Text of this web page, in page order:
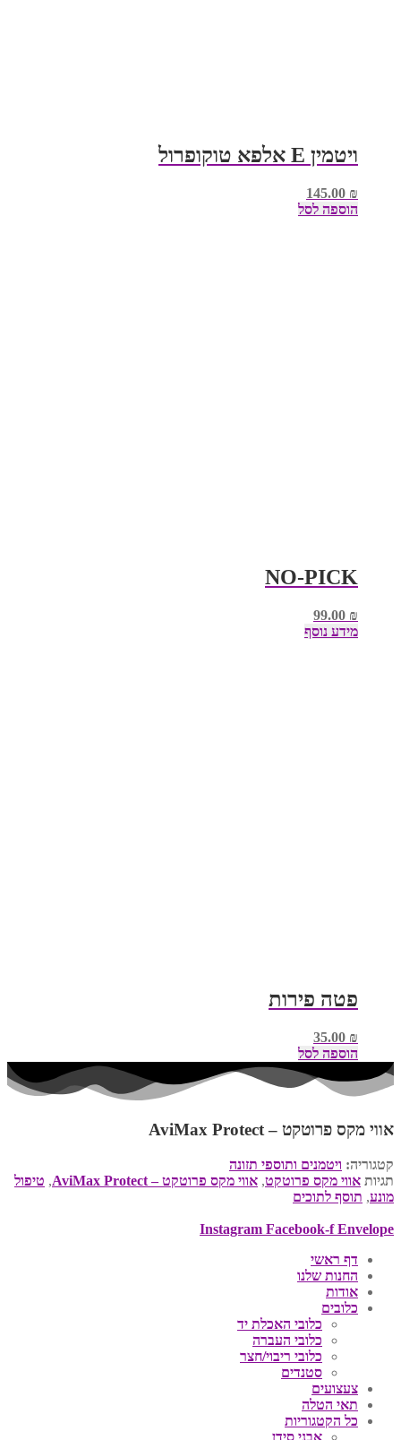
ויטמין E אלפא טוקופרול
₪
הוספה לסל
NO-PICK
₪
מידע נוסף
פטה פירות
₪
הוספה לסל
אווי מקס פרוטקט – AviMax Protect
קטגוריה: ויטמנים ותוספי תזונה
תגיות אווי מקס פרוטקט, אווי מקס פרוטקט – AviMax Protect , טיפול
מונע, תוסף לתוכים
Instagram Facebook-f Envelope
דף ראשי
החנות שלנו
אודות
כלובים
כלובי האכלת יד
כלובי העברה
כלובי ריבוי/חצר
סטנדים
צעצועים
תאי הטלה
כל הקטגוריות